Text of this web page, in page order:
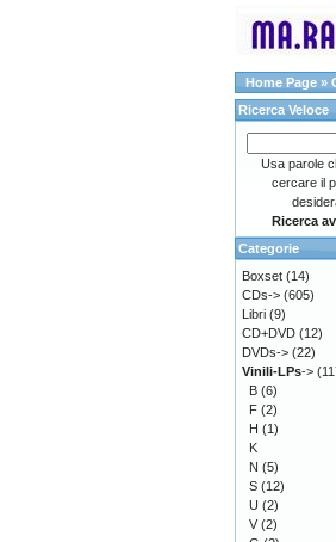
Home Page »
Ricerca Veloce
Usa parole
cercare il
Ricerca
Categorie
Boxset (14)
CDs-> (605)
Libri (9)
CD+DVD (12)
DVDs-> (22)
Vinili-LPs->
B (6)
F (2)
H (1)
K
N (5)
S (12)
U (2)
V (2)